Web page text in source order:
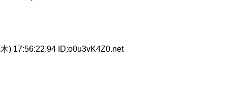
木) 17:56:22.94 ID:o0u3vK4Z0.net